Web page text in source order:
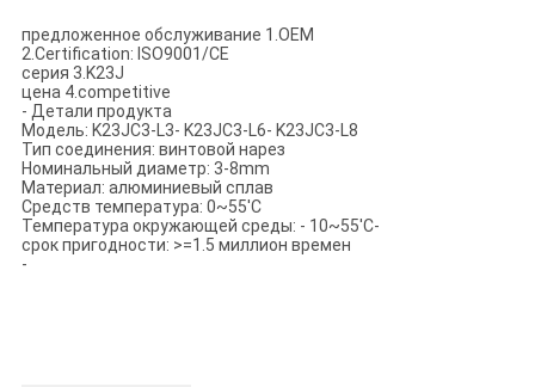
предложенное обслуживание 1.OEM
2.Certification: ISO9001/CE
серия 3.K23J
цена 4.competitive
- Детали продукта
Модель: K23JC3-L3- K23JC3-L6- K23JC3-L8
Тип соединения: винтовой нарез
Номинальный диаметр: 3-8mm
Материал: алюминиевый сплав
Средств температура: 0~55'C
Температура окружающей среды: - 10~55'C-
срок пригодности: >=1.5 миллион времен
-